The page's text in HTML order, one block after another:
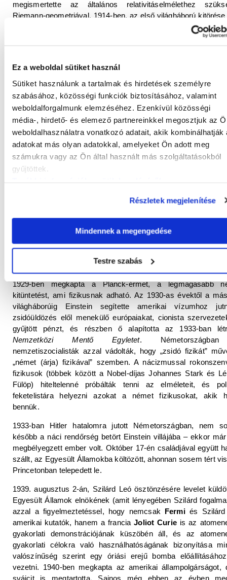
Ez a weboldal sütiket használ
Sütiket használunk a tartalmak és hirdetések személyre
szabásához, közösségi funkciók biztosításához, valamint
weboldalforgalmunk elemzéséhez. Ezenkívül közösségi
média-, hirdető- és elemező partnereinkkel megosztjuk az
weboldalhasználatra vonatkozó adatait, akik kombinálhatják
adatokat más olyan adatokkal, amelyeket Ön adott meg
számukra vagy az Ön által használt más szolgáltatásokból
gyűjtöttek.
Részletek megjelenítése
Mindennek a megengedése
Testre szabás
megismertette az általános relativitáselmélethez
Riemann-geometriával. 1914-ben, az első világháború kitörése
a család Berlinbe költözött, ahol Einsteinnek egyetemi
dolgozott. Ezen idő alatt tette legtöbb úttörő felfedezését. Az
as években vezető alakja volt a berlini egyetemen hetente
fizika kollokviumnak. 1921. március 30-án Einstein New
ment, hogy előadást tartson az új
Ugyanebben az évbenNobel-díjjal jutalmaztáka
jelenséggel kapcsolatos munkájáért – mivel a
túlzottan vitatott volt, hogy Nobel-díjat érdemeljen, emiatt
úgy a bizottság, hogy egy korábbi munkájáért ítélik oda neki.
ben Einstein és felesége Japánba, Szingapúrba,
utaztak.
ban, amelyért 1930. november 11-én az 1781541-es
találmány olyan hűtőgépre vonatkozik, melynél folyékony
elektromos áramtól átjárt cseppfolyós fémre ható mágneses
mozgat”. (Ma ezen az elven hűtik az
alkatrészek: forgórészek és dugattyúk.)
1929-ben megkapta a Planck-érmet, a legmagasabb
kitüntetést, ami fizikusnak adható. Az 1930-as évektől a
világháborúig Einstein segítette amerikai vízumhoz
zsidóüldözés elől menekülő európaiakat, cionista
gyűjtött pénzt, és részben ő alapította az 1933-ban
Nemzetközi Mentő Egyletet.
nemzetiszocialisták azzal vádolták, hogy „zsidó fizikát”
„német (árja) fizikával” szemben. A nácizmussal
fizikusok (többek között a Nobel-díjas Johannes Stark és
Fülöp) hiteltelenné próbálták tenni az elméleteit, és
feketelistára helyezni azokat a német fizikusokat, akik
bennük.
1933-ban Hitler hatalomra jutott Németországban, nem
később a náci rendőrség betört Einstein villájába – ekkor
megbélyegzett ember volt. Október 17-én családjával együtt
szállt, az Egyesült Államokba költözött, ahonnan sosem tért
Princetonban telepedett le.
1939. augusztus 2-án, Szilárd Leó ösztönzésére levelet
Egyesült Államok elnökének (amit lényegében Szilárd
azzal a figyelmeztetéssel, hogy nemcsak Fermiés Szilárd
amerikai kutatók, hanem a franciaJoliot Curieis az
gyakorlati demonstrációjának küszöbén áll, és az
gyakorlati célokra való használhatóságának bizonyítása
valószínűség szerint egy óriási erejű bomba
vezetni. 1940-ben megkapta az amerikai állampolgárságot,
svájcit is megtartotta. Sajnos még ebben az évben